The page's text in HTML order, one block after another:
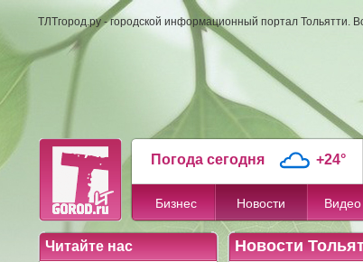
ТЛТгород.ру - городской информационный портал Тольятти.
Погода сегодня +24°
Бизнес Новости Видео
Читайте нас Новости